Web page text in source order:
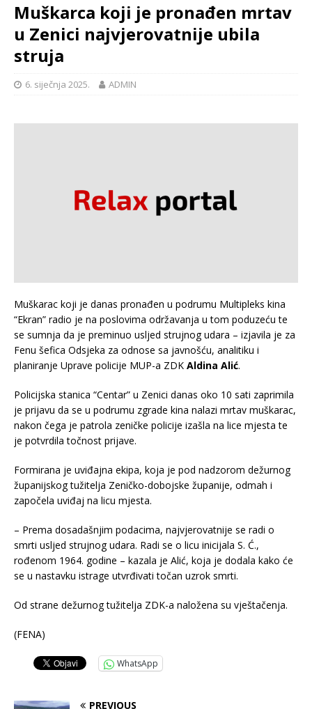
Muškarca koji je pronađen mrtav
u Zenici najvjerovatnije ubila
struja
6. siječnja 2025. ADMIN
Muškarac koji je danas pronađen u podrumu Multipleks kina
“Ekran” radio je na poslovima održavanja u tom poduzeću te
se sumnja da je preminuo usljed strujnog udara – izjavila je za
Fenu šefica Odsjeka za odnose sa javnošću, analitiku i
planiranje Uprave policije MUP-a ZDK Aldina Alić.
Policijska stanica “Centar” u Zenici danas oko 10 sati zaprimila
je prijavu da se u podrumu zgrade kina nalazi mrtav muškarac,
nakon čega je patrola zeničke policije izašla na lice mjesta te
je potvrdila točnost prijave.
Formirana je uviđajna ekipa, koja je pod nadzorom dežurnog
županijskog tužitelja Zeničko-dobojske županije, odmah i
započela uviđaj na licu mjesta.
– Prema dosadašnjim podacima, najvjerovatnije se radi o
smrti usljed strujnog udara. Radi se o licu inicijala S. Ć.,
rođenom 1964. godine – kazala je Alić, koja je dodala kako će
se u nastavku istrage utvrđivati točan uzrok smrti.
Od strane dežurnog tužitelja ZDK-a naložena su vještačenja.
(FENA)
WhatsApp
PREVIOUS